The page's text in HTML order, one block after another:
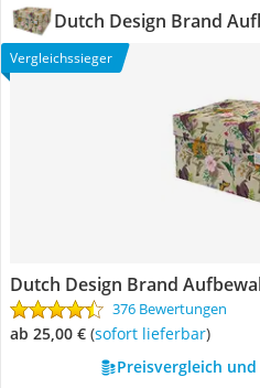
Dutch Design Brand
Vergleichssieger
Dutch Design Brand
376 Bewertungen
ab 25,00 € ( Sofort lieferbar)
Preisvergleich